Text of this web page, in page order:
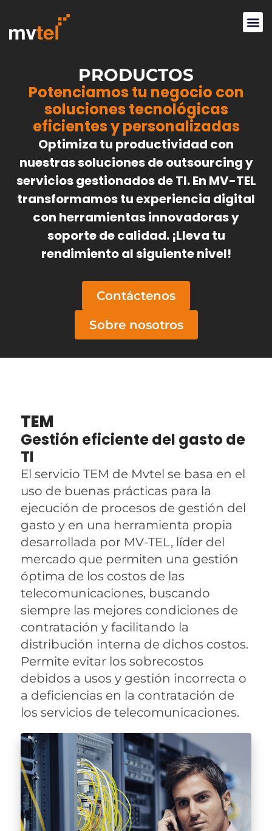
PRODUCTOS
Potenciamos tu negocio con
soluciones tecnológicas
eficientes y personalizadas
Optimiza tu productividad con
nuestras soluciones de outsourcing y
servicios gestionados de TI. En MV-TEL
transformamos tu experiencia digital
con herramientas innovadoras y
soporte de calidad. ¡Lleva tu
rendimiento al siguiente nivel!
Contáctenos
Sobre nosotros
TEM
Gestión eficiente del gasto de
TI
El servicio TEM de Mvtel se basa en el
uso de buenas prácticas para la
ejecución de procesos de gestión del
gasto y en una herramienta propia
desarrollada por MV-TEL, líder del
mercado que permiten una gestión
óptima de los costos de las
telecomunicaciones, buscando
siempre las mejores condiciones de
contratación y facilitando la
distribución interna de dichos costos.
Permite evitar los sobrecostos
debidos a usos y gestión incorrecta o
a deficiencias en la contratación de
los servicios de telecomunicaciones.